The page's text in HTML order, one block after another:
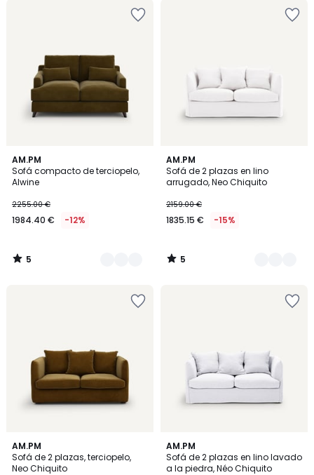
AM.PM
Sofá compacto de terciopelo,
Alwine
2255.00 €
1984.40 € -12%
5
/
5
15
Colores
5
/
AM.PM
Sofá de 2 plazas en lino
arrugado, Neo Chiquito
2159.00 €
1835.15 € -15%
5
/
5
2
Colores
5
/
AM.PM
Sofá de 2 plazas, terciopelo,
Neo Chiquito
4,2
/ 5
5
Colores
AM.PM
Sofá de 2 plazas en lino lavado
a la piedra, Néo Chiquito
3,7
/ 5
3
Colores